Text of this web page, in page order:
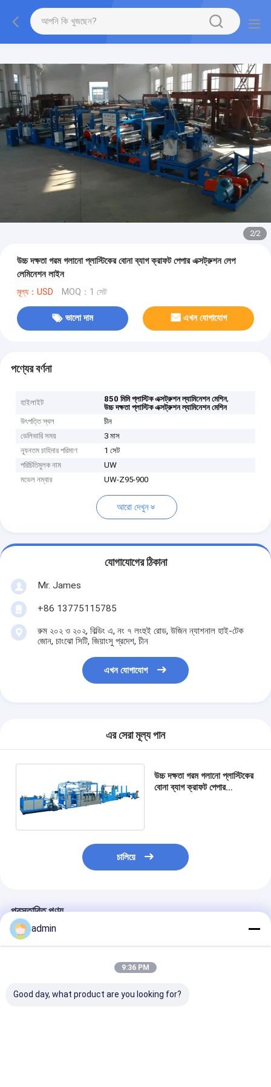
2/2
উচ্চ দক্ষতা গরম গলানো প্লাস্টিকের বোনা ব্যাগ ক্রাফট পেপার এক্সট্রুশন লেপ
লেমিনেশন লাইন
মূল্য：USD MOQ：1 সেট
ভালো দাম এখন যোগাযোগ
পণ্যের বর্ণনা
হাইলাইট 850 মিমি প্লাস্টিক এক্সট্রুশন ল্যামিনেশন মেশিন,
উচ্চ দক্ষতা প্লাস্টিক এক্সট্রুশন ল্যামিনেশন মেশিন
উৎপত্তি স্থল
চীন
ডেলিভারি সময়
3 মাস
ন্যূনতম চাহিদার পরিমাণ
1 সেট
পরিচিতিমুলক নাম
UW
মডেল নম্বার
UW-Z95-900
আরো দেখুন
যোগাযোগের ঠিকানা
Mr. James
+86 13775115785
রুম ২০২ ও ২০২, বিল্ডিং এ, নং ৭ লংহুই রোড, উজিন ন্যাশনাল হাই-টেক
জোন, চাংঝো সিটি, জিয়াংসু প্রদেশ, চীন
এখন যোগাযোগ
এর সেরা মূল্য পান
উচ্চ দক্ষতা গরম গলানো প্লাস্টিকের
বোনা ব্যাগ ক্রাফট পেপার
চালিয়ে
প্রস্তাবিত পণ্য
admin
9:36 PM
Good day, what product are you looking for?